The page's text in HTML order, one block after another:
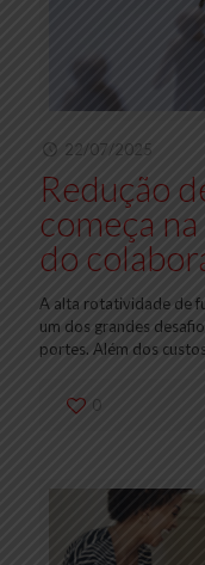
22/07/2025
Redução
começa
do
A alta rotatividade de
um dos grandes
portes. Além dos
0